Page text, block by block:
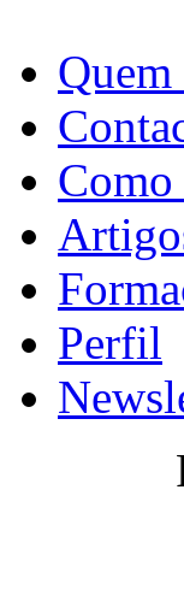
Quem
Perfil